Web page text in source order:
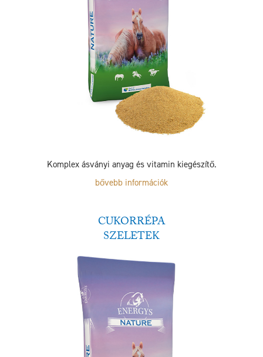
Komplex ásványi anyag és vitamin kiegészítő.
bővebb információk
CUKORRÉPA
SZELETEK